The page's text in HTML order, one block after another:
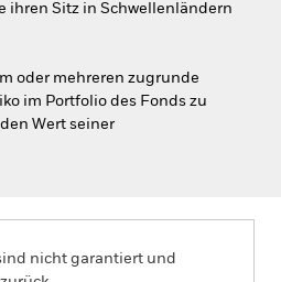
ihren Sitz in Schwellenländern
oder mehreren zugrunde
im Portfolio des Fonds zu
Wert seiner
nicht garantiert und